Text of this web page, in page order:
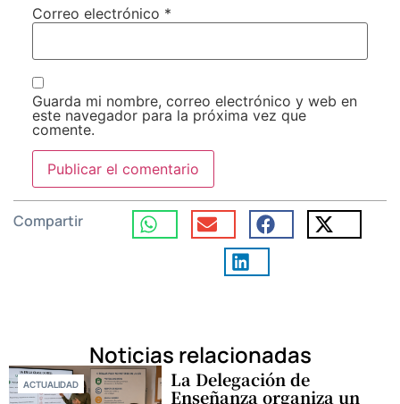
Correo electrónico *
Guarda mi nombre, correo electrónico y web en
este navegador para la próxima vez que
comente.
Compartir
Noticias relacionadas
ACTUALIDAD La Delegación de
Enseñanza organiza un